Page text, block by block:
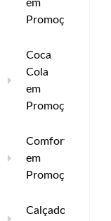
em
Promoção
Coca
Cola
em
Promoção
Comfortflex
em
Promoção
Calçado